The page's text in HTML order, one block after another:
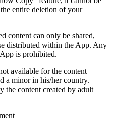
entire deletion of your
content can only be shared,
distributed within the App. Any
is prohibited.
available for the content
a minor in his/her country.
the content created by adult